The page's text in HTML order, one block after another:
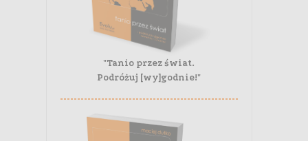
"Tanio przez świat.
Podróżuj [wy]godnie!"